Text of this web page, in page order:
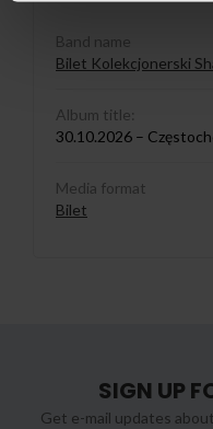
Band name
Bilet Kolekcjonerski
Album title:
30.10.2026 –
Media format
Bilet
SIGN UP
Get e-mail updates